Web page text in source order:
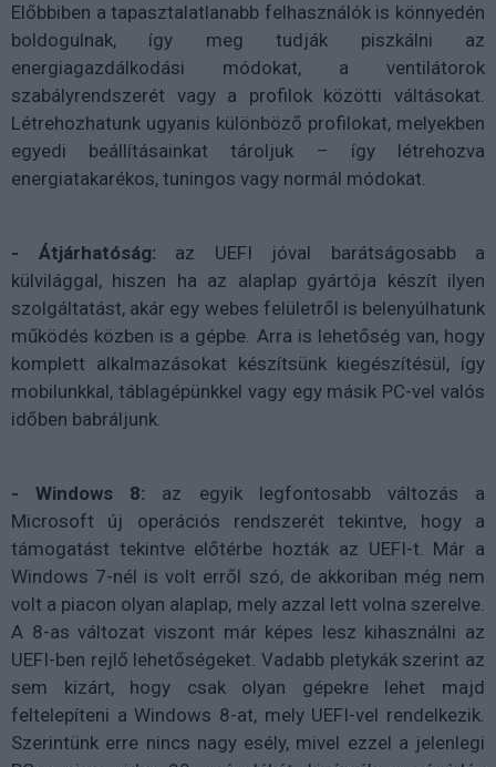
Előbbiben a tapasztalatlanabb felhasználók is könnyedén
boldogulnak, így meg tudják piszkálni az
energiagazdálkodási módokat, a ventilátorok
szabályrendszerét vagy a profilok közötti váltásokat.
Létrehozhatunk ugyanis különböző profilokat, melyekben
egyedi beállításainkat tároljuk – így létrehozva
energiatakarékos, tuningos vagy normál módokat.
- Átjárhatóság: az UEFI jóval barátságosabb a
külvilággal, hiszen ha az alaplap gyártója készít ilyen
szolgáltatást, akár egy webes felületről is belenyúlhatunk
működés közben is a gépbe. Arra is lehetőség van, hogy
komplett alkalmazásokat készítsünk kiegészítésül, így
mobilunkkal, táblagépünkkel vagy egy másik PC-vel valós
időben babráljunk.
- Windows 8: az egyik legfontosabb változás a
Microsoft új operációs rendszerét tekintve, hogy a
támogatást tekintve előtérbe hozták az UEFI-t. Már a
Windows 7-nél is volt erről szó, de akkoriban még nem
volt a piacon olyan alaplap, mely azzal lett volna szerelve.
A 8-as változat viszont már képes lesz kihasználni az
UEFI-ben rejlő lehetőségeket. Vadabb pletykák szerint az
sem kizárt, hogy csak olyan gépekre lehet majd
feltelepíteni a Windows 8-at, mely UEFI-vel rendelkezik.
Szerintünk erre nincs nagy esély, mivel ezzel a jelenlegi